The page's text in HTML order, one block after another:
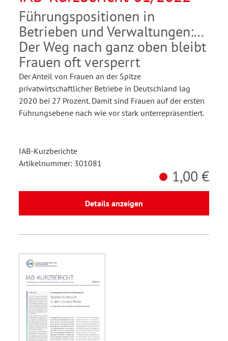
Führungspositionen in
Betrieben und Verwaltungen:
Der Weg nach ganz oben bleibt
Frauen oft versperrt
Der Anteil von Frauen an der Spitze
privatwirtschaftlicher Betriebe in Deutschland lag
2020 bei 27 Prozent. Damit sind Frauen auf der ersten
Führungsebene nach wie vor stark unterrepräsentiert.
IAB-Kurzberichte
Artikelnummer: 301081
1,00 €
Details anzeigen